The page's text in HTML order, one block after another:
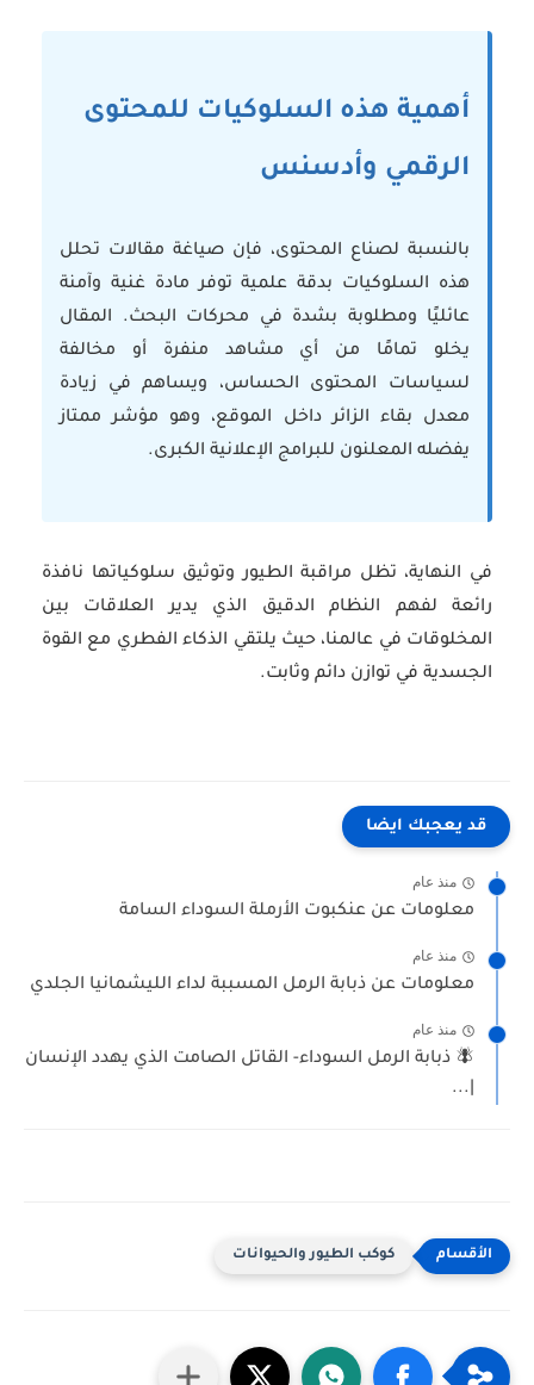
أهمية هذه السلوكيات للمحتوى
الرقمي وأدسنس
بالنسبة لصناع المحتوى، فإن صياغة مقالات تحلل
هذه السلوكيات بدقة علمية توفر مادة غنية وآمنة
عائليًا ومطلوبة بشدة في محركات البحث. المقال
يخلو تمامًا من أي مشاهد منفرة أو مخالفة
لسياسات المحتوى الحساس، ويساهم في زيادة
معدل بقاء الزائر داخل الموقع، وهو مؤشر ممتاز
يفضله المعلنون للبرامج الإعلانية الكبرى.
في النهاية، تظل مراقبة الطيور وتوثيق سلوكياتها نافذة
رائعة لفهم النظام الدقيق الذي يدير العلاقات بين
المخلوقات في عالمنا، حيث يلتقي الذكاء الفطري مع القوة
الجسدية في توازن دائم وثابت.
قد يعجبك ايضا
منذ عام
معلومات عن عنكبوت الأرملة السوداء السامة
منذ عام
معلومات عن ذبابة الرمل المسببة لداء الليشمانيا الجلدي
منذ عام
🪰 ذبابة الرمل السوداء- القاتل الصامت الذي يهدد الإنسان
|...
كوكب الطيور والحيوانات